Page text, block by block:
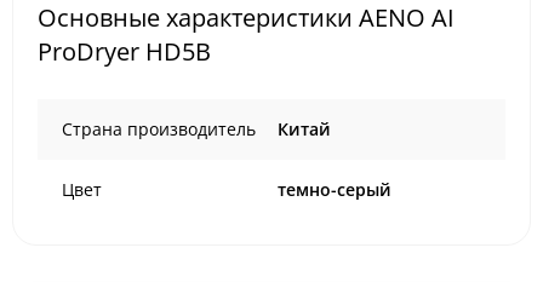
Основные характеристики AENO AI
ProDryer HD5B
Страна производитель Китай
Цвет темно-серый